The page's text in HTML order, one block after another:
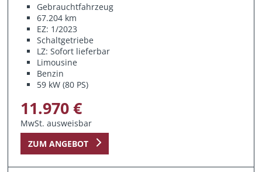
Gebrauchtfahrzeug
67.204 km
EZ: 1/2023
Schaltgetriebe
LZ: Sofort lieferbar
Limousine
Benzin
59 kW (80 PS)
11.970 €
MwSt. ausweisbar
ZUM ANGEBOT